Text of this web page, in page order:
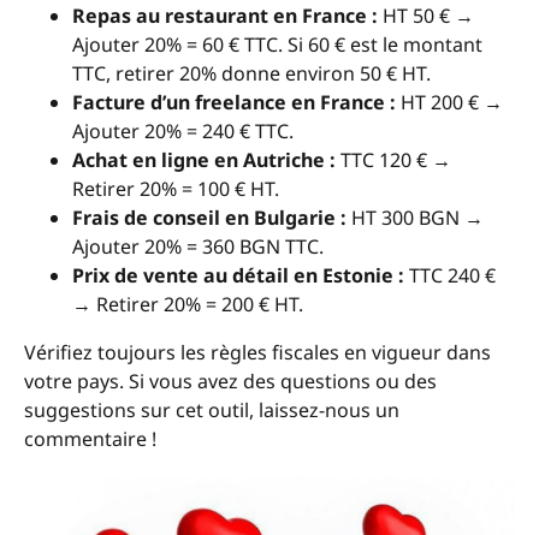
Repas au restaurant en France : HT 50 € →
Ajouter 20% = 60 € TTC. Si 60 € est le montant
TTC, retirer 20% donne environ 50 € HT.
Facture d’un freelance en France : HT 200 € →
Ajouter 20% = 240 € TTC.
Achat en ligne en Autriche : TTC 120 € →
Retirer 20% = 100 € HT.
Frais de conseil en Bulgarie : HT 300 BGN →
Ajouter 20% = 360 BGN TTC.
Prix de vente au détail en Estonie : TTC 240 €
→ Retirer 20% = 200 € HT.
Vérifiez toujours les règles fiscales en vigueur dans
votre pays. Si vous avez des questions ou des
suggestions sur cet outil, laissez-nous un
commentaire !